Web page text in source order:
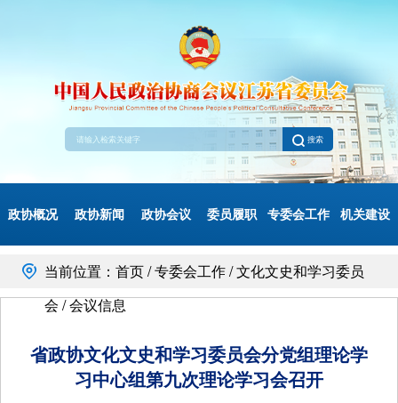
搜索
政协概况 政协新闻 政协会议 委员履职 专委会工作 机关建设
当前位置：首页 / 专委会工作 / 文化文史和学习委员
会 / 会议信息
省政协文化文史和学习委员会分党组理论学
习中心组第九次理论学习会召开